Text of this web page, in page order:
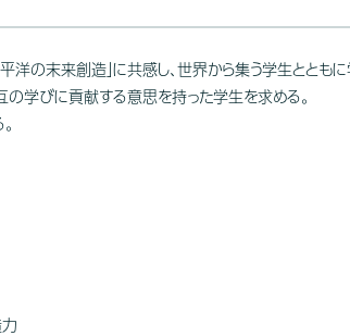
平洋の末来創造」に共感し、世界から集う学生と
の学びに貢献する意思を持った学生を求める。